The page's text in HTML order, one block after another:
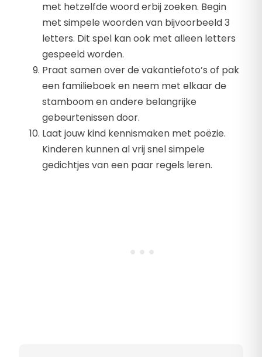
met hetzelfde woord erbij zoeken. Begin
met simpele woorden van bijvoorbeeld 3
letters. Dit spel kan ook met alleen letters
gespeeld worden.
Praat samen over de vakantiefoto’s of pak
een familieboek en neem met elkaar de
stamboom en andere belangrijke
gebeurtenissen door.
Laat jouw kind kennismaken met poëzie.
Kinderen kunnen al vrij snel simpele
gedichtjes van een paar regels leren.